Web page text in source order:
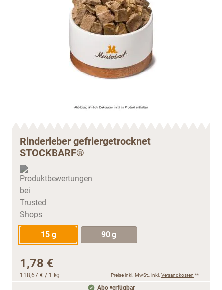
Rinderleber gefriergetrocknet
STOCKBARF®
15 g 90 g
1,78 €
118,67 € / 1 kg Preise inkl. MwSt., inkl. Versandkosten **
Abo verfügbar